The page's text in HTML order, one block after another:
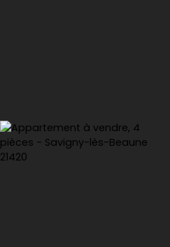
Estimation